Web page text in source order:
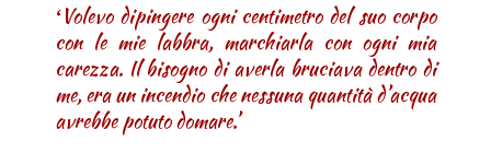
‘ Volevo dipingere ogni centimetro del suo corpo
con le mie labbra, marchiarla con ogni mia
carezza. Il bisogno di averla bruciava dentro di
me, era un incendio che nessuna quantità d’acqua
avrebbe potuto domare.’